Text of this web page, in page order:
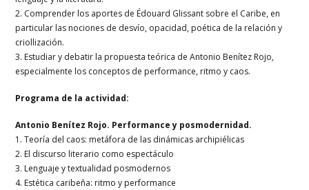
2. Comprender los aportes de Édouard Glissant sobre el Caribe, en
particular las nociones de desvío, opacidad, poética de la relación y
criollización.
3. Estudiar y debatir la propuesta teórica de Antonio Benítez Rojo,
especialmente los conceptos de performance, ritmo y caos.
Programa de la actividad:
Antonio Benítez Rojo. Performance y posmodernidad.
1. Teoría del caos: metáfora de las dinámicas archipiélicas
2. El discurso literario como espectáculo
3. Lenguaje y textualidad posmodernos
4. Estética caribeña: ritmo y performance